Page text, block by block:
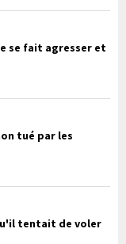
se fait agresser et
tué par les
tentait de voler